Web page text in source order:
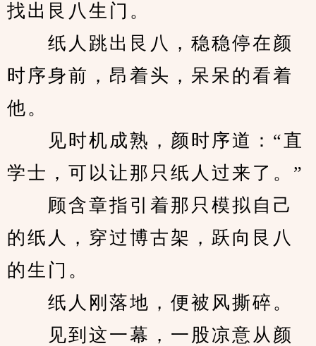
找出艮八生门。
纸人跳出艮八，稳稳停在颜
时序身前，昂着头，呆呆的看着
他。
见时机成熟，颜时序道：“直
学士，可以让那只纸人过来了。”
顾含章指引着那只模拟自己
的纸人，穿过博古架，跃向艮八
的生门。
纸人刚落地，便被风撕碎。
见到这一幕，一股凉意从颜